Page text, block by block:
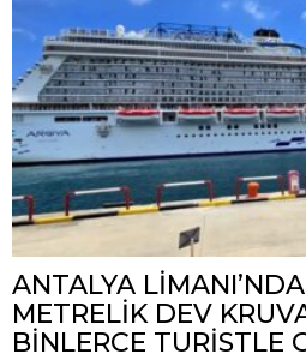
ANTALYA
METRELİK DEV
BİNLERCE TURİSTLE